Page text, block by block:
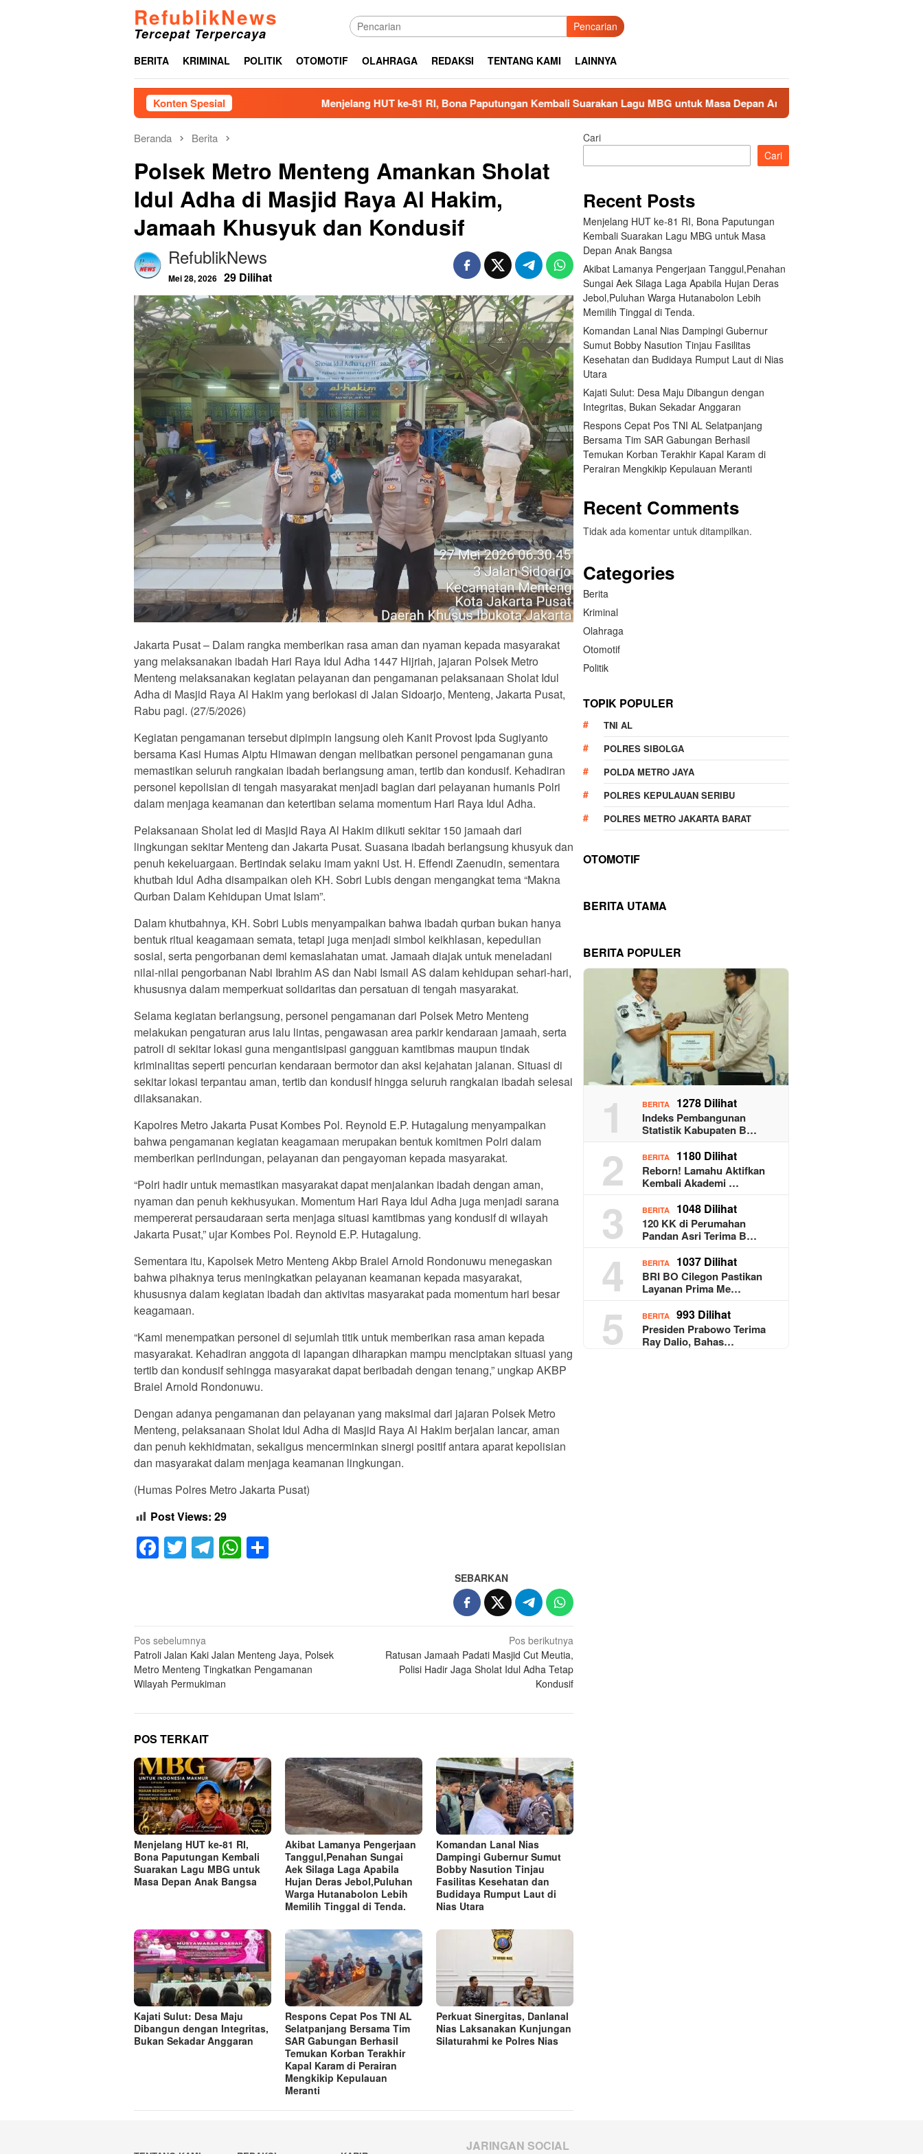
RefublikNews
Tercepat Terpercaya Pencarian
BERITA KRIMINAL POLITIK OTOMOTIF OLAHRAGA REDAKSI TENTANG KAMI LAINNYA
Konten Spesial Menjelang HUT ke-81 RI, Bona Paputungan Kembali Suarakan Lagu MBG untuk Masa Depan Anak Bangsa
Beranda Berita
Polsek Metro Menteng Amankan Sholat
Idul Adha di Masjid Raya Al Hakim,
Jamaah Khusyuk dan Kondusif
RefublikNews
Mei 28, 2026 29 Dilihat
Jakarta Pusat – Dalam rangka memberikan rasa aman dan nyaman kepada masyarakat
yang melaksanakan ibadah Hari Raya Idul Adha 1447 Hijriah, jajaran Polsek Metro
Menteng melaksanakan kegiatan pelayanan dan pengamanan pelaksanaan Sholat Idul
Adha di Masjid Raya Al Hakim yang berlokasi di Jalan Sidoarjo, Menteng, Jakarta Pusat,
Rabu pagi. (27/5/2026)
Kegiatan pengamanan tersebut dipimpin langsung oleh Kanit Provost Ipda Sugiyanto
bersama Kasi Humas Aiptu Himawan dengan melibatkan personel pengamanan guna
memastikan seluruh rangkaian ibadah berlangsung aman, tertib dan kondusif. Kehadiran
personel kepolisian di tengah masyarakat menjadi bagian dari pelayanan humanis Polri
dalam menjaga keamanan dan ketertiban selama momentum Hari Raya Idul Adha.
Pelaksanaan Sholat Ied di Masjid Raya Al Hakim diikuti sekitar 150 jamaah dari
lingkungan sekitar Menteng dan Jakarta Pusat. Suasana ibadah berlangsung khusyuk dan
penuh kekeluargaan. Bertindak selaku imam yakni Ust. H. Effendi Zaenudin, sementara
khutbah Idul Adha disampaikan oleh KH. Sobri Lubis dengan mengangkat tema “Makna
Qurban Dalam Kehidupan Umat Islam”.
Dalam khutbahnya, KH. Sobri Lubis menyampaikan bahwa ibadah qurban bukan hanya
bentuk ritual keagamaan semata, tetapi juga menjadi simbol keikhlasan, kepedulian
sosial, serta pengorbanan demi kemaslahatan umat. Jamaah diajak untuk meneladani
nilai-nilai pengorbanan Nabi Ibrahim AS dan Nabi Ismail AS dalam kehidupan sehari-hari,
khususnya dalam memperkuat solidaritas dan persatuan di tengah masyarakat.
Selama kegiatan berlangsung, personel pengamanan dari Polsek Metro Menteng
melakukan pengaturan arus lalu lintas, pengawasan area parkir kendaraan jamaah, serta
patroli di sekitar lokasi guna mengantisipasi gangguan kamtibmas maupun tindak
kriminalitas seperti pencurian kendaraan bermotor dan aksi kejahatan jalanan. Situasi di
sekitar lokasi terpantau aman, tertib dan kondusif hingga seluruh rangkaian ibadah selesai
dilaksanakan.
Kapolres Metro Jakarta Pusat Kombes Pol. Reynold E.P. Hutagalung menyampaikan
bahwa pengamanan kegiatan keagamaan merupakan bentuk komitmen Polri dalam
memberikan perlindungan, pelayanan dan pengayoman kepada masyarakat.
“Polri hadir untuk memastikan masyarakat dapat menjalankan ibadah dengan aman,
nyaman dan penuh kekhusyukan. Momentum Hari Raya Idul Adha juga menjadi sarana
mempererat persaudaraan serta menjaga situasi kamtibmas yang kondusif di wilayah
Jakarta Pusat,” ujar Kombes Pol. Reynold E.P. Hutagalung.
Sementara itu, Kapolsek Metro Menteng Akbp Braiel Arnold Rondonuwu menegaskan
bahwa pihaknya terus meningkatkan pelayanan keamanan kepada masyarakat,
khususnya dalam kegiatan ibadah dan aktivitas masyarakat pada momentum hari besar
keagamaan.
“Kami menempatkan personel di sejumlah titik untuk memberikan rasa aman kepada
masyarakat. Kehadiran anggota di lapangan diharapkan mampu menciptakan situasi yang
tertib dan kondusif sehingga masyarakat dapat beribadah dengan tenang,” ungkap AKBP
Braiel Arnold Rondonuwu.
Dengan adanya pengamanan dan pelayanan yang maksimal dari jajaran Polsek Metro
Menteng, pelaksanaan Sholat Idul Adha di Masjid Raya Al Hakim berjalan lancar, aman
dan penuh kekhidmatan, sekaligus mencerminkan sinergi positif antara aparat kepolisian
dan masyarakat dalam menjaga keamanan lingkungan.
(Humas Polres Metro Jakarta Pusat)
Post Views: 29
Facebook
Twitter
Telegram
WhatsApp
SEBARKAN
Navigasi
pos
Pos sebelumnya
Patroli Jalan Kaki Jalan Menteng Jaya, Polsek
Metro Menteng Tingkatkan Pengamanan
Wilayah Permukiman
Pos berikutnya
Ratusan Jamaah Padati Masjid Cut Meutia,
Polisi Hadir Jaga Sholat Idul Adha Tetap
Kondusif
POS TERKAIT
Menjelang HUT ke-81 RI,
Bona Paputungan Kembali
Suarakan Lagu MBG untuk
Masa Depan Anak Bangsa
Akibat Lamanya Pengerjaan
Tanggul,Penahan Sungai
Aek Silaga Laga Apabila
Hujan Deras Jebol,Puluhan
Warga Hutanabolon Lebih
Memilih Tinggal di Tenda.
Komandan Lanal Nias
Dampingi Gubernur Sumut
Bobby Nasution Tinjau
Fasilitas Kesehatan dan
Budidaya Rumput Laut di
Nias Utara
Kajati Sulut: Desa Maju
Dibangun dengan Integritas,
Bukan Sekadar Anggaran
Respons Cepat Pos TNI AL
Selatpanjang Bersama Tim
SAR Gabungan Berhasil
Temukan Korban Terakhir
Kapal Karam di Perairan
Mengkikip Kepulauan
Meranti
Perkuat Sinergitas, Danlanal
Nias Laksanakan Kunjungan
Silaturahmi ke Polres Nias
Cari
Cari
Recent Posts
Menjelang HUT ke-81 RI, Bona Paputungan
Kembali Suarakan Lagu MBG untuk Masa
Depan Anak Bangsa
Akibat Lamanya Pengerjaan Tanggul,Penahan
Sungai Aek Silaga Laga Apabila Hujan Deras
Jebol,Puluhan Warga Hutanabolon Lebih
Memilih Tinggal di Tenda.
Komandan Lanal Nias Dampingi Gubernur
Sumut Bobby Nasution Tinjau Fasilitas
Kesehatan dan Budidaya Rumput Laut di Nias
Utara
Kajati Sulut: Desa Maju Dibangun dengan
Integritas, Bukan Sekadar Anggaran
Respons Cepat Pos TNI AL Selatpanjang
Bersama Tim SAR Gabungan Berhasil
Temukan Korban Terakhir Kapal Karam di
Perairan Mengkikip Kepulauan Meranti
Recent Comments
Tidak ada komentar untuk ditampilkan.
Categories
Berita
Kriminal
Olahraga
Otomotif
Politik
TOPIK POPULER
TNI AL
POLRES SIBOLGA
POLDA METRO JAYA
POLRES KEPULAUAN SERIBU
POLRES METRO JAKARTA BARAT
OTOMOTIF
BERITA UTAMA
BERITA POPULER
1 BERITA 1278 Dilihat
Indeks Pembangunan
Statistik Kabupaten B…
2 BERITA 1180 Dilihat
Reborn! Lamahu Aktifkan
Kembali Akademi …
3 BERITA 1048 Dilihat
120 KK di Perumahan
Pandan Asri Terima B…
4 BERITA 1037 Dilihat
BRI BO Cilegon Pastikan
Layanan Prima Me…
5 BERITA 993 Dilihat
Presiden Prabowo Terima
Ray Dalio, Bahas…
JARINGAN SOCIAL